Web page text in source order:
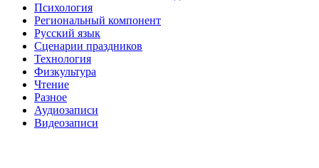
Психология
Региональный компонент
Русский язык
Сценарии праздников
Технология
Физкультура
Чтение
Разное
Аудиозаписи
Видеозаписи